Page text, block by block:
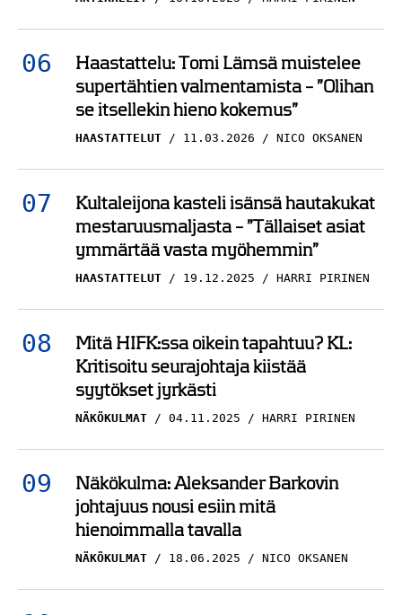
Haastattelu: Tomi Lämsä muistelee
supertähtien valmentamista – ”Olihan
se itsellekin hieno kokemus”
HAASTATTELUT 11.03.2026 NICO OKSANEN
Kultaleijona kasteli isänsä hautakukat
mestaruusmaljasta – ”Tällaiset asiat
ymmärtää vasta myöhemmin”
HAASTATTELUT 19.12.2025 HARRI PIRINEN
Mitä HIFK:ssa oikein tapahtuu? KL:
Kritisoitu seurajohtaja kiistää
syytökset jyrkästi
NÄKÖKULMAT 04.11.2025 HARRI PIRINEN
Näkökulma: Aleksander Barkovin
johtajuus nousi esiin mitä
hienoimmalla tavalla
NÄKÖKULMAT 18.06.2025 NICO OKSANEN